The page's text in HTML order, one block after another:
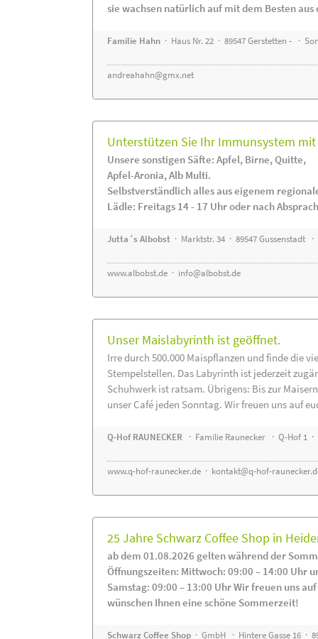
sie wachsen natürlich auf mit dem Besten aus
Familie Hahn · Haus Nr. 22 · 89547 Gerstetten - ·
andreahahn@gmx.net
Unterstützen Sie Ihr Immunsystem
Unsere sonstigen Säfte: Apfel, Birne, Quitte,
Apfel-Aronia, Alb Multi.
Selbstverständlich alles aus eigenem
Lädle: Freitags 14 - 17 Uhr oder nach
Jutta´s Albobst · Marktstr. 34 · 89547 Gussenstadt ·
www.albobst.de · info@albobst.de
Unser Maislabyrinth ist geöffnet.
Irre durch 500.000 Maispflanzen und finde die
Stempelstellen. Das Labyrinth ist jederzeit
Schuhwerk ist ratsam. Übrigens: Bis zur
unser Café jeden Sonntag. Wir freuen uns auf
Q-Hof RAUNECKER · Familie Raunecker · Q-Hof 1
www.q-hof-raunecker.de · kontakt@q-hof-
25 Jahre Schwarz Coffee Shop in
ab dem 01.08.2026 gelten während der
Öffnungszeiten: Mittwoch: 09:00 – 14:00 Uhr
Samstag: 09:00 – 13:00 Uhr Wir freuen uns
wünschen Ihnen eine schöne Sommerzeit!
Schwarz Coffee Shop · GmbH · Hintere Gasse 16 ·